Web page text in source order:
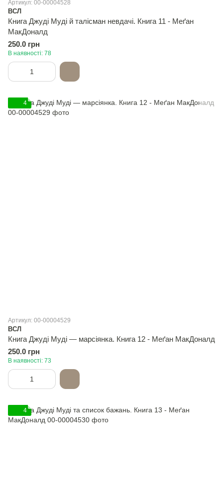
Артикул: 00-00004528
ВСЛ
Книга Джуді Муді й талісман невдачі. Книга 11 - Меґан
МакДоналд
250.0 грн
В наявності: 78
4
Артикул: 00-00004529
ВСЛ
Книга Джуді Муді — марсіянка. Книга 12 - Меґан МакДоналд
250.0 грн
В наявності: 73
4